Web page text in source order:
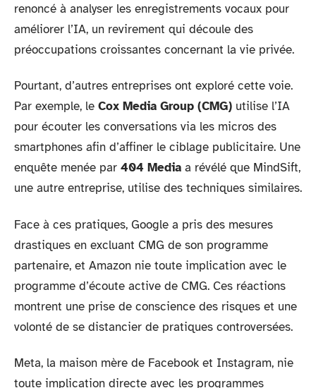
renoncé à analyser les enregistrements vocaux pour
améliorer l’IA, un revirement qui découle des
préoccupations croissantes concernant la vie privée.
Pourtant, d’autres entreprises ont exploré cette voie.
Par exemple, le Cox Media Group (CMG) utilise l’IA
pour écouter les conversations via les micros des
smartphones afin d’affiner le ciblage publicitaire. Une
enquête menée par 404 Media a révélé que MindSift,
une autre entreprise, utilise des techniques similaires.
Face à ces pratiques, Google a pris des mesures
drastiques en excluant CMG de son programme
partenaire, et Amazon nie toute implication avec le
programme d’écoute active de CMG. Ces réactions
montrent une prise de conscience des risques et une
volonté de se distancier de pratiques controversées.
Meta, la maison mère de Facebook et Instagram, nie
toute implication directe avec les programmes